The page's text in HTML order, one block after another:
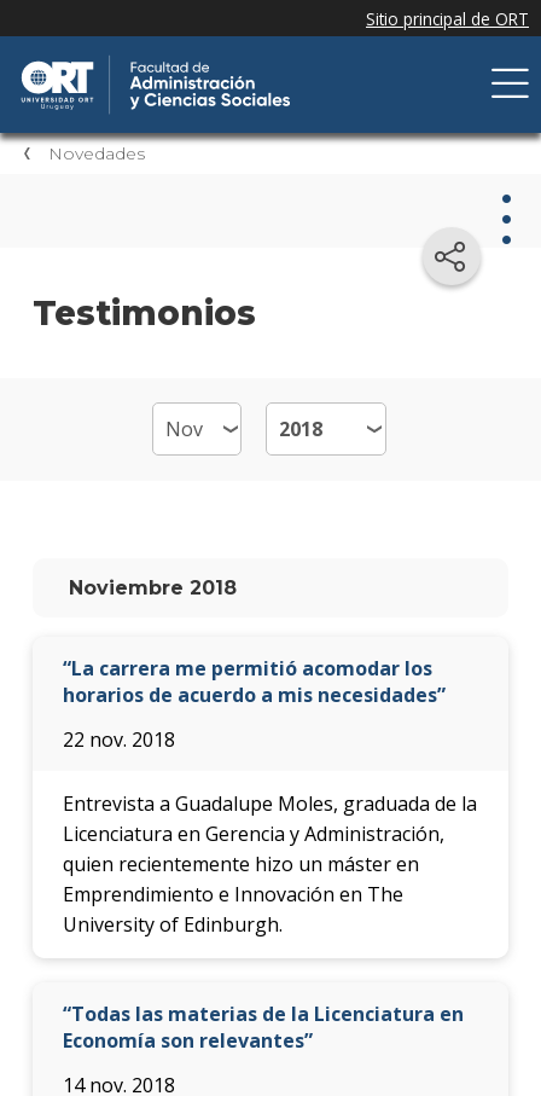
Novedades
Testimonios
Noviembre 2018
“La carrera me permitió acomodar los
horarios de acuerdo a mis necesidades”
22 nov. 2018
Entrevista a Guadalupe Moles, graduada de la
Licenciatura en Gerencia y Administración,
quien recientemente hizo un máster en
Emprendimiento e Innovación en The
University of Edinburgh.
“Todas las materias de la Licenciatura en
Economía son relevantes”
14 nov. 2018